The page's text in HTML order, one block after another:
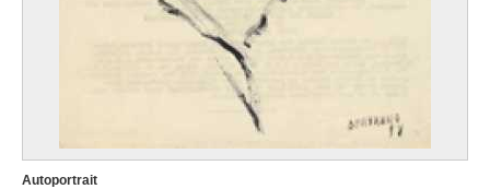
Autoportrait